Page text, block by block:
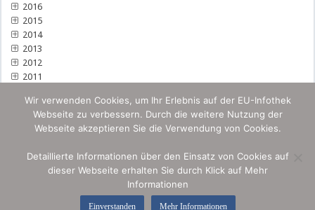
2016
2015
2014
2013
2012
2011
Wir verwenden Cookies, um Ihr Erlebnis auf der EU-Infothek
Webseite zu verbessern. Durch die weitere Nutzung der
Webseite akzeptieren Sie die Verwendung von Cookies.
Detaillierte Informationen über den Einsatz von Cookies auf
dieser Webseite erhalten Sie durch Klick auf Mehr
Informationen
Einverstanden Mehr Informationen